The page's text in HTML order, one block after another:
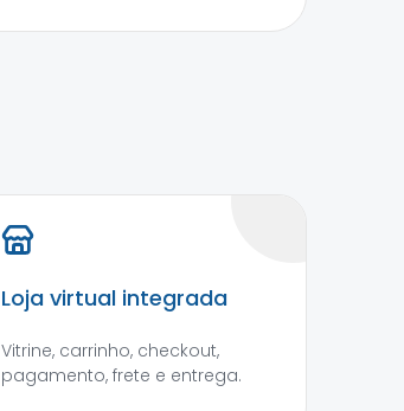
Loja virtual integrada
Vitrine, carrinho, checkout,
pagamento, frete e entrega.